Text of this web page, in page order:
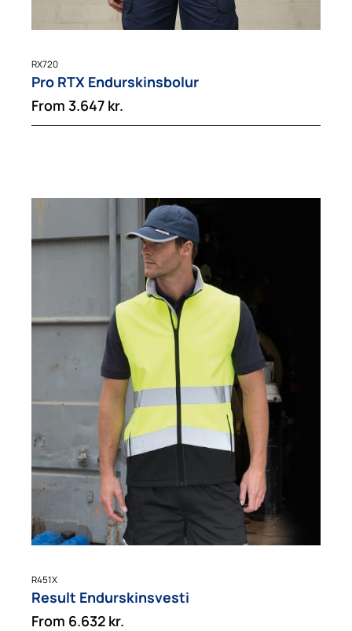
RX720
Pro RTX Endurskinsbolur
From 3.647 kr.
R451X
Result Endurskinsvesti
From 6.632 kr.